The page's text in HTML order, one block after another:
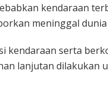
kendaraan
meninggal dunia
kendaraan serta
lanjutan dilakukan